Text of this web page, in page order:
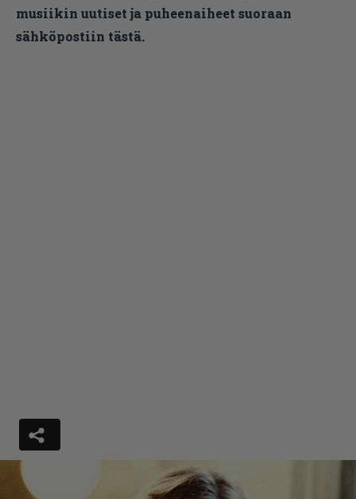
musiikin uutiset ja puheenaiheet suoraan
sähköpostiin tästä.